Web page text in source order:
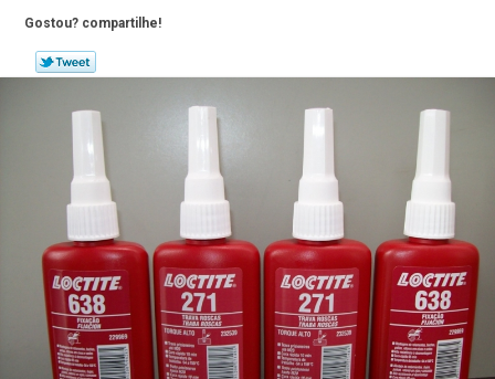
Gostou? compartilhe!